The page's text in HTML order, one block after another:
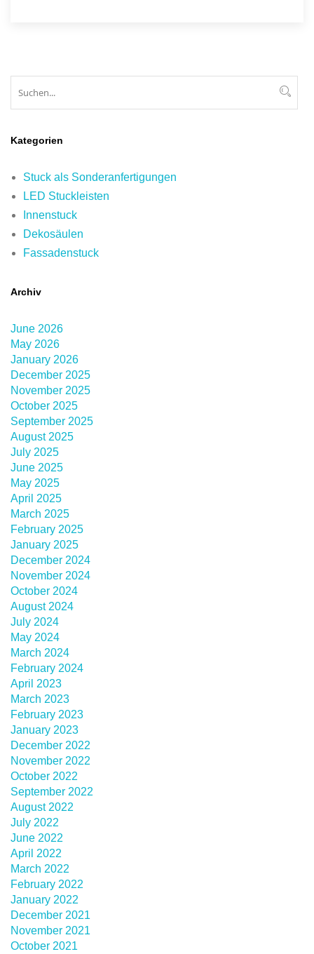
Kategorien
Stuck als Sonderanfertigungen
LED Stuckleisten
Innenstuck
Dekosäulen
Fassadenstuck
Archiv
June 2026
May 2026
January 2026
December 2025
November 2025
October 2025
September 2025
August 2025
July 2025
June 2025
May 2025
April 2025
March 2025
February 2025
January 2025
December 2024
November 2024
October 2024
August 2024
July 2024
May 2024
March 2024
February 2024
April 2023
March 2023
February 2023
January 2023
December 2022
November 2022
October 2022
September 2022
August 2022
July 2022
June 2022
April 2022
March 2022
February 2022
January 2022
December 2021
November 2021
October 2021